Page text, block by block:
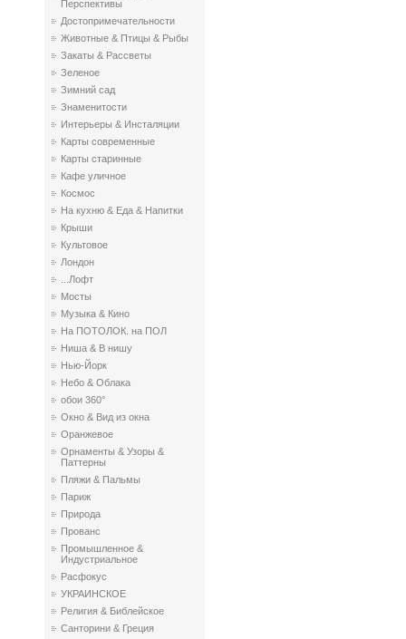
Перспективы
Достопримечательности
Животные & Птицы & Рыбы
Закаты & Рассветы
Зеленое
Зимний сад
Знаменитости
Интерьеры & Инсталяции
Карты современные
Карты старинные
Кафе уличное
Космос
На кухню & Еда & Напитки
Крыши
Культовое
Лондон
...Лофт
Мосты
Музыка & Кино
На ПОТОЛОК. на ПОЛ
Ниша & В нишу
Нью-Йорк
Небо & Облака
обои 360°
Окно & Вид из окна
Оранжевое
Орнаменты & Узоры &
Паттерны
Пляжи & Пальмы
Париж
Природа
Прованс
Промышленное &
Индустриальное
Расфокус
УКРАИНСКОЕ
Религия & Библейское
Санторини & Греция